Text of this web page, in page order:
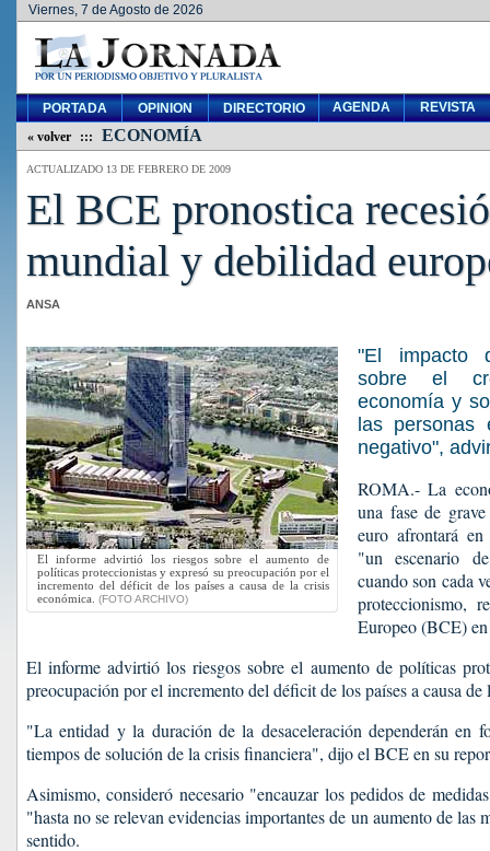
Viernes, 7 de Agosto de 2026
PORTADA OPINION DIRECTORIO AGENDA
REVISTA
« volver ::: ECONOMÍA
ACTUALIZADO 13 DE FEBRERO DE 2009
El BCE pronostica
mundial y debilidad
ANSA
El informe advirtió los riesgos sobre el aumento de
políticas proteccionistas y expresó su preocupación por el
incremento del déficit de los países a causa de la crisis
económica. (FOTO ARCHIVO)
"El impacto
sobre el
economía y
las personas
negativo",
ROMA.- La
una fase de
euro afrontará
"un escenario
cuando son cada
proteccionismo,
Europeo (BCE)
El informe advirtió los riesgos sobre el aumento de políticas
preocupación por el incremento del déficit de los países a causa
"La entidad y la duración de la desaceleración dependerán en
tiempos de solución de la crisis financiera", dijo el BCE en su
Asimismo, consideró necesario "encauzar los pedidos de
"hasta no se relevan evidencias importantes de un aumento de las
sentido.